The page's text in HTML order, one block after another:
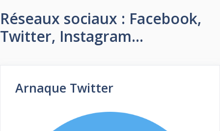
Réseaux sociaux : Facebook,
Twitter, Instagram…
Arnaque Twitter